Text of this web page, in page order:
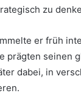
zu
er früh
prägten seinen
dabei, in